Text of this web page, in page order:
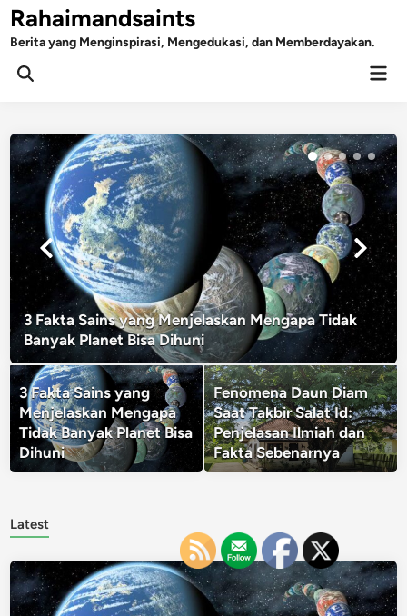
Skip
to
content
Rahaimandsaints
Berita yang Menginspirasi, Mengedukasi, dan Memberdayakan.
Open
3 Fakta Sains yang Menjelaskan Mengapa Tidak
Banyak Planet Bisa Dihuni
3 Fakta Sains yang
Menjelaskan Mengapa
Tidak Banyak Planet Bisa
Dihuni
Fenomena Daun Diam
Saat Takbir Salat Id:
Penjelasan Ilmiah dan
Fakta Sebenarnya
Latest